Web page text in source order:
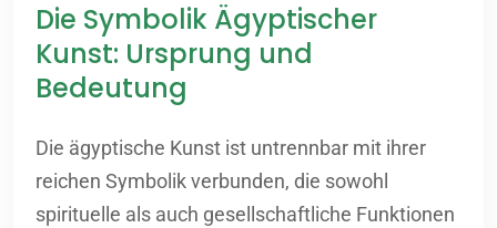
Die Symbolik Ägyptischer
Kunst: Ursprung und
Bedeutung
Die ägyptische Kunst ist untrennbar mit ihrer
reichen Symbolik verbunden, die sowohl
spirituelle als auch gesellschaftliche Funktionen